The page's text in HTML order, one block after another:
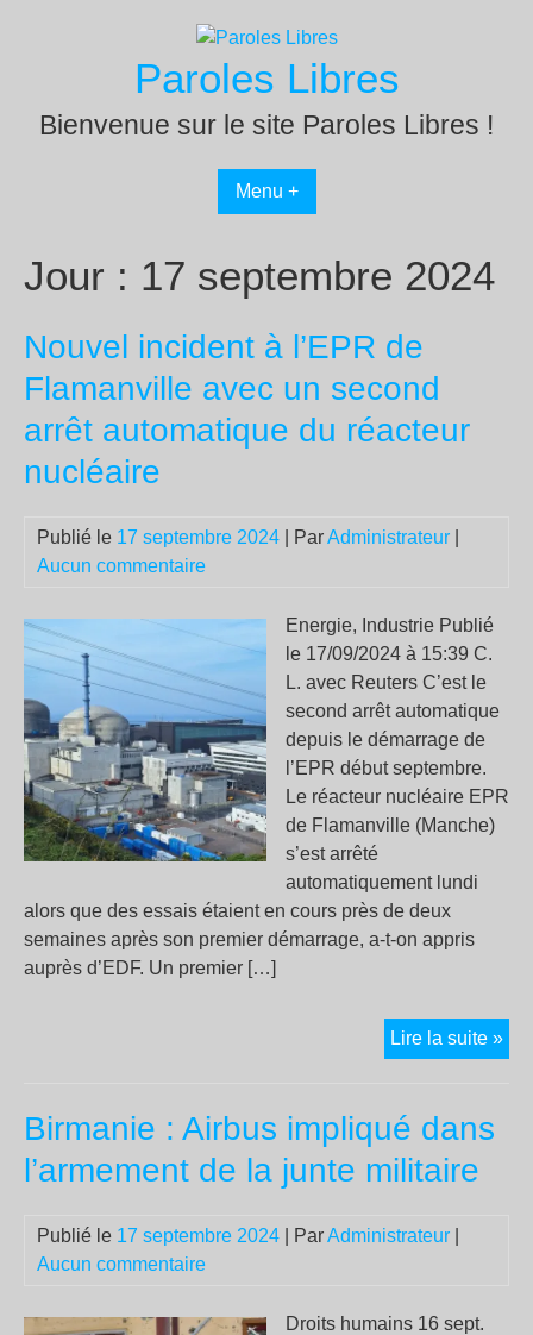
Paroles Libres
Bienvenue sur le site Paroles Libres !
Menu +
Jour : 17 septembre 2024
Nouvel incident à l’EPR de
Flamanville avec un second
arrêt automatique du réacteur
nucléaire
Publié le 17 septembre 2024 | ParAdministrateur
Aucun commentaire
Energie, Industrie Publié
le 17/09/2024 à 15:39 C.
L. avec Reuters C’est le
second arrêt automatique
depuis le démarrage de
l’EPR début septembre.
Le réacteur nucléaire EPR
de Flamanville (Manche)
s’est arrêté
automatiquement lundi
alors que des essais étaient en cours près de deux
semaines après son premier démarrage, a-t-on appris
auprès d’EDF. Un premier […]
Lire la suite »
Birmanie : Airbus impliqué dans
l’armement de la junte militaire
Publié le 17 septembre 2024 | ParAdministrateur
Aucun commentaire
Droits humains 16 sept.